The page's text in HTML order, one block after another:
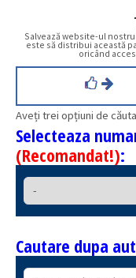
Salvează website-ul
este să distribui această
oricând
Aveți trei opțiuni de
Selecteaza
(Recomandat!):
Cautare dupa